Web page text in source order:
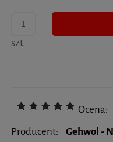
szt.
Ocena:
Producent:
Gehwol -